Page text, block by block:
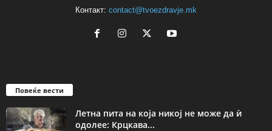
Контакт: contact@tvoezdravje.mk
Повеќе вести
Летна пита на која никој не може да ѝ
одолее: Крцкава...